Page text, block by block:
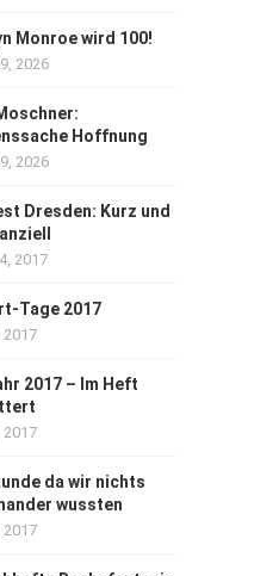
Monroe wird 100!
2026
Hoffnung
2026
Dresden: Kurz und
2017
Tage 2017
2017
2017 – Im Heft
2017
da wir nichts
wussten
2017